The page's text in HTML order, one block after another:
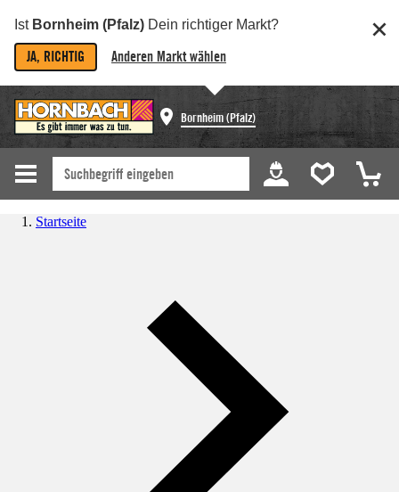
Ist Bornheim (Pfalz) Dein richtiger Markt?
JA, RICHTIG Anderen Markt wählen
Bornheim (Pfalz)
Startseite